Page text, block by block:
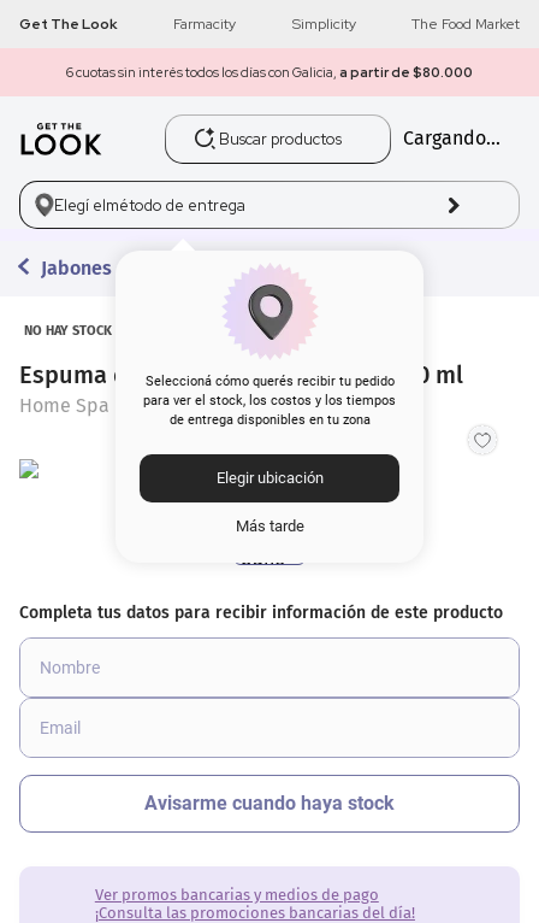
Get The Look Farmacity Simplicity The Food Market
6 cuotas sin interés todos los días con Galicia, a partir de $80.000
Buscar productos
Cargando...
Elegí elmétodo de entrega
Seleccioná cómo querés recibir tu pedido
para ver el stock, los costos y los tiempos
de entrega disponibles en tu zona
Elegir ubicación
Más tarde
Jabones
NO HAY STOCK
Espuma de Baño Home Spa Tilo x 250 ml
Home Spa
Ver promos bancarias y medios de pago
¡Consulta las promociones bancarias del día!
1 get the look
2 máscara pestañas
3.
5. corrector
nyx
cher